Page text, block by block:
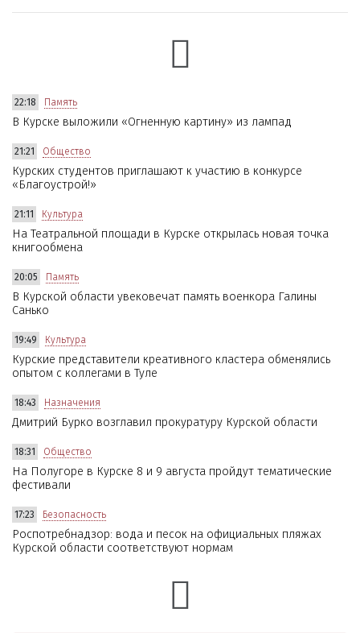
22:18 Память
В Курске выложили «Огненную картину» из лампад
21:21 Общество
Курских студентов приглашают к участию в конкурсе
«Благоустрой!»
21:11 Культура
На Театральной площади в Курске открылась новая точка
книгообмена
20:05 Память
В Курской области увековечат память военкора Галины
Санько
19:49 Культура
Курские представители креативного кластера обменялись
опытом с коллегами в Туле
18:43 Назначения
Дмитрий Бурко возглавил прокуратуру Курской области
18:31 Общество
На Полугоре в Курске 8 и 9 августа пройдут тематические
фестивали
17:23 Безопасность
Роспотребнадзор: вода и песок на официальных пляжах
Курской области соответствуют нормам